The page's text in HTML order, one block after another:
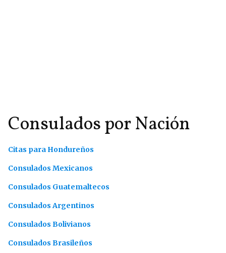
Consulados por Nación
Citas para Hondureños
Consulados Mexicanos
Consulados Guatemaltecos
Consulados Argentinos
Consulados Bolivianos
Consulados Brasileños